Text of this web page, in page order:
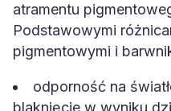
atramentu
Podstawowymi
pigmentowymi i
odporność na
blaknięcie w wyniku